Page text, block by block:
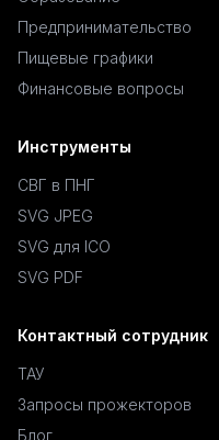
Предпринимательство
Пищевые графики
Финансовые вопросы
Инструменты
СВГ в ПНГ
SVG JPEG
SVG для ICO
SVG PDF
Контактный сотрудник
ТАУ
Запросы прожекторов
Блог